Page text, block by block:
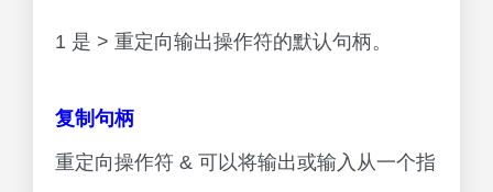
1 是 > 重定向输出操作符的默认句柄。
复制句柄
重定向操作符 & 可以将输出或输入从一个指